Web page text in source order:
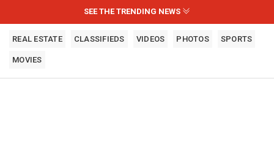
SEE THE TRENDING NEWS
REAL ESTATE CLASSIFIEDS VIDEOS PHOTOS SPORTS
MOVIES